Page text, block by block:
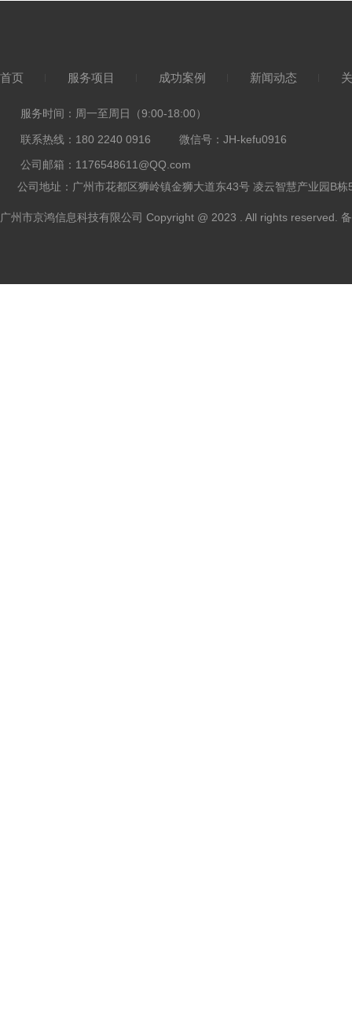
首页 服务项目 成功案例 新闻动态
服务时间： 周一至周日（9:00-18:00）
联系热线：180 2240 0916 微信号 ：JH-kefu0916
公司邮箱：1176548611@QQ.com
公司地址：广州市花都区狮岭镇金狮大道东43号 凌云智慧产业园B栋
广州市京鸿信息科技有限公司 Copyright @ 2023 . All rights reserved.